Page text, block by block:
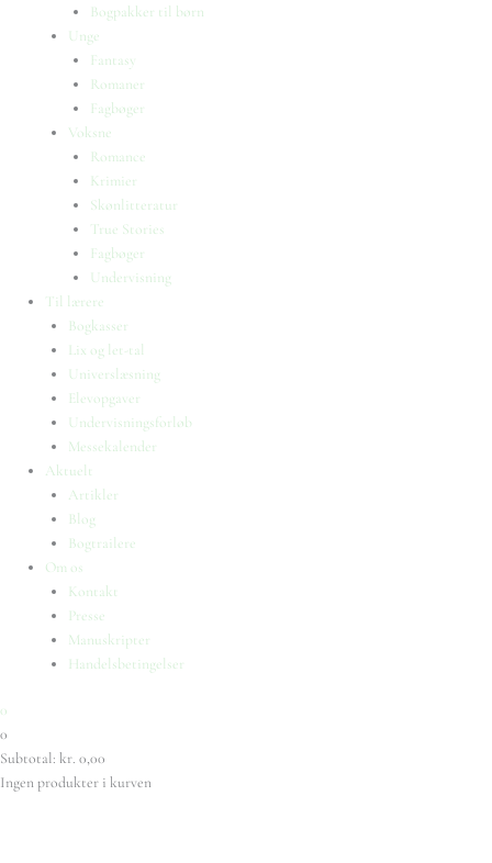
Bogpakker til børn
Unge
Fantasy
Romaner
Fagbøger
Voksne
Romance
Krimier
Skønlitteratur
True Stories
Fagbøger
Undervisning
Til lærere
Bogkasser
Lix og let-tal
Universlæsning
Elevopgaver
Undervisningsforløb
Messekalender
Aktuelt
Artikler
Blog
Bogtrailere
Om os
Kontakt
Presse
Manuskripter
Handelsbetingelser
0
0
Subtotal: kr. 0,00
Ingen produkter i kurven